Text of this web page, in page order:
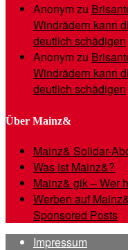
Anonymzu
Windrädern kann
deutlich schädigen
Anonymzu
Windrädern kann
deutlich schädigen
Über Mainz&
Mainz& Solidar-
Was ist Mainz&?
Mainz& gik – Wer
Werben auf
Sponsored Posts
Impressum